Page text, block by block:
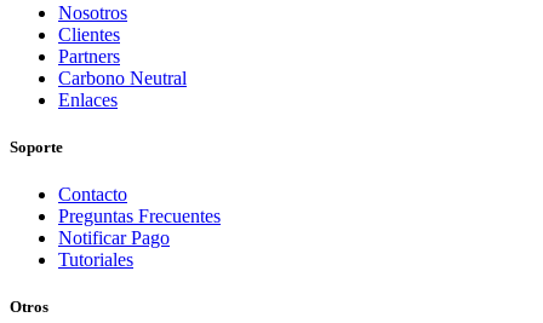
Nosotros
Clientes
Partners
Carbono Neutral
Enlaces
Soporte
Contacto
Preguntas Frecuentes
Notificar Pago
Tutoriales
Otros